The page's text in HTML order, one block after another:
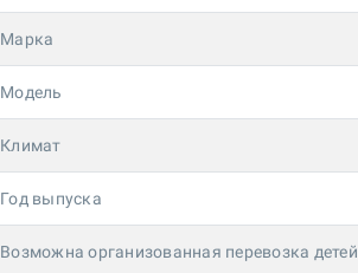
Марка
Модель
Климат
Год выпуска
Возможна организованная перевозка детей